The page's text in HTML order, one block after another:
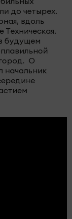
до четырех.
вдоль
будущем
О
начальник